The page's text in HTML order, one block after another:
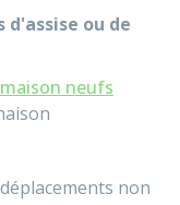
ou de
neufs
non